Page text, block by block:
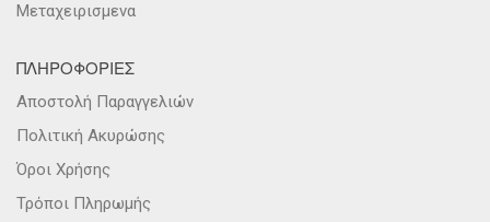
Μεταχειρισμενα
ΠΛΗΡΟΦΟΡΙΕΣ
Αποστολή Παραγγελιών
Πολιτική Ακυρώσης
Όροι Χρήσης
Τρόποι Πληρωμής